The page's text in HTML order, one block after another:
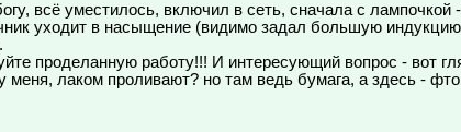
всё уместилось, включил в сеть, сначала с
уходит в насыщение (видимо задал большую
проделанную работу!!! И интересующий вопрос - вот
меня, лаком проливают? но там ведь бумага, а здесь -